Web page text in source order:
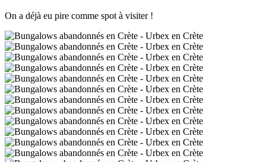
On a déjà eu pire comme spot à visiter !